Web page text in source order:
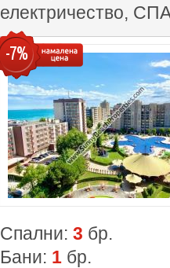
електричество,
-7%
Спални: 3 бр.
Бани: 1 бр.